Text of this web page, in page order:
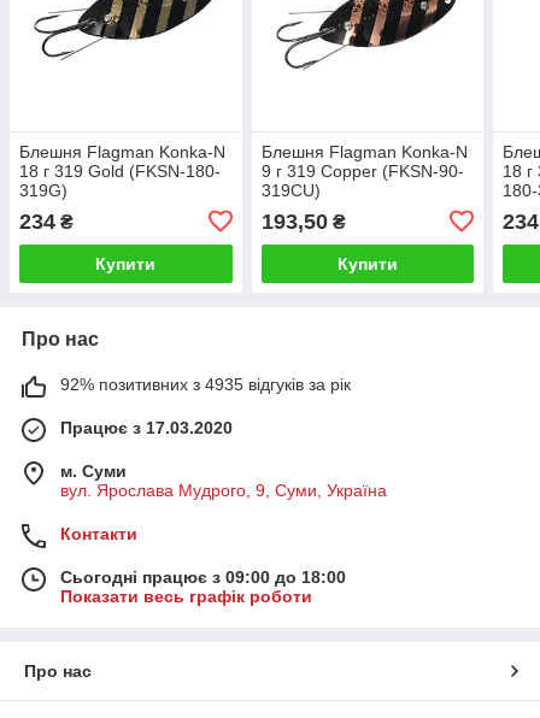
Блешня Flagman Konka-N
18 г 319 Gold (FKSN-180-
319G)
234 ₴
Купити
Блешня Flagman Konka-N
9 г 319 Copper (FKSN-90-
319CU)
193,50₴
Купити
18
234
Про нас
92% позитивних з 4935 відгуків за рік
Працює з 17.03.2020
м. Суми
вул. Ярослава Мудрого, 9, Суми, Україна
Контакти
Сьогодні працює з 09:00 до 18:00
Показати весь графік роботи
Про нас